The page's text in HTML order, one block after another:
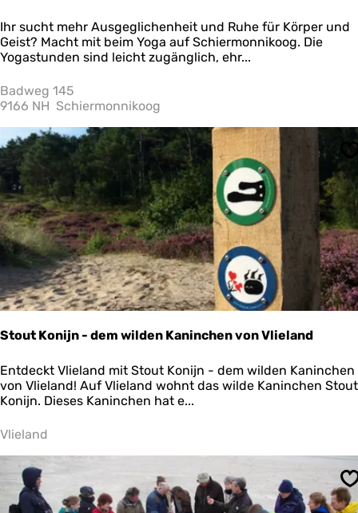
W
e
l
n
e
s
2
0
Y
o
g
a
n
d
e
r
N
a
u
r
o
e
Ihr sucht mehr Ausgeglichenheit und Ruhe für Körper und
Geist? Macht mit beim Yoga auf Schiermonnikoog. Die
Yogastunden sind leicht zugänglich, ehr...
Badweg 145
9166 NH Schiermonnikoog
Stout Konijn - dem wilden Kaninchen von Vlieland
S
t
o
t
o
i
Entdeckt Vlieland mit Stout Konijn - dem wilden Kaninchen
von Vlieland! Auf Vlieland wohnt das wilde Kaninchen Stout
Konijn. Dieses Kaninchen hat e...
Vlieland